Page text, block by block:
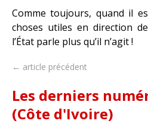
Comme toujours, quand il
choses utiles en direction
l’État parle plus qu’il n’agit !
← article précédent
Les derniers
(Côte d'Ivoire)